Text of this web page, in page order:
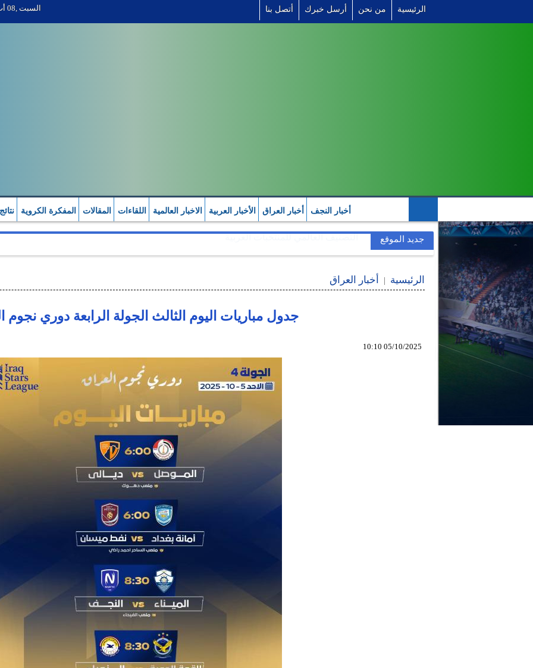
الرئيسية من نحن أرسل خبرك أتصل بنا السبت ,08 أب 2026
أخبار النجف أخبار العراق الأخبار العربية الاخبار العالمية اللقاءات المقالات المفكرة الكروية
جديد الموقع التصنيف العالمي للمنتخبات العربية
الرئيسية أخبار العراق
جدول مباريات اليوم الثالث الجولة الرابعة دوري نجوم
05/10/2025 10:10